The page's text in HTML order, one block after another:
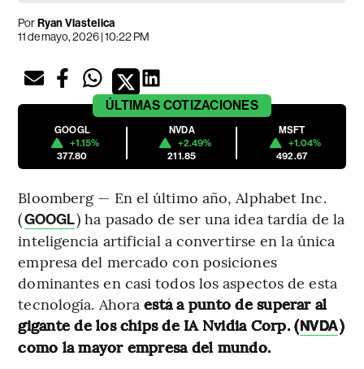
PorRyan Vlastelica
11 de mayo, 2026 | 10:22 PM
ÚLTIMAS COTIZACIONES
GOOGL
+1.15%
377.80
NVDA
+2.49%
211.85
MSFT
+1.04%
492.67
Bloomberg — En el último año, Alphabet Inc.
(GOOGL) ha pasado de ser una idea tardía de la
inteligencia artificial a convertirse en la única
empresa del mercado con posiciones
dominantes en casi todos los aspectos de esta
tecnología. Ahoraestá a punto de superar al
gigante de los chips de IA Nvidia Corp. (NVDA)
como la mayor empresa del mundo.